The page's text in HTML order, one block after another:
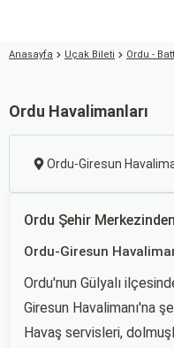
Anasayfa Uçak Bileti Ordu -
Ordu Havalimanları
Ordu-Giresun
Ordu Şehir
Ordu-Giresun
Ordu'nun Gülyalı
Giresun Havalimanı'na
Havaş servisleri,